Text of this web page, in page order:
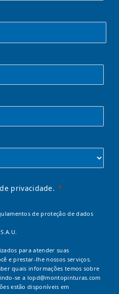
privacidade.
de proteção de dados
para atender suas
e prestar-lhe nossos serviços.
quais informações temos sobre
se a lopd@montopinturas.com
estão disponíveis em